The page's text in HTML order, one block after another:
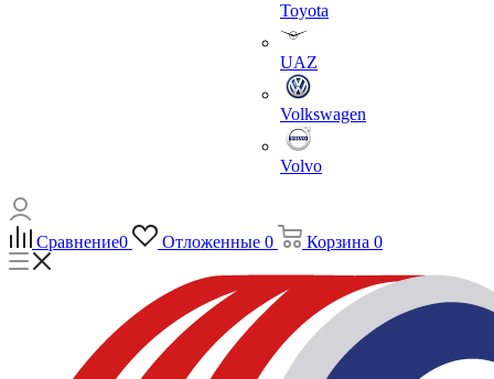
Toyota
UAZ
Volkswagen
Volvo
Сравнение0 Отложенные 0 Корзина 0